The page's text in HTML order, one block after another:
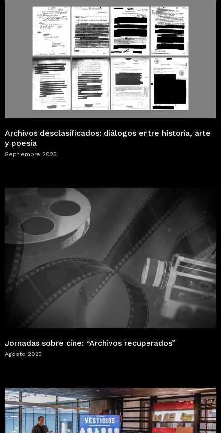
Archivos desclasificados: diálogos entre historia, arte
y poesía
Septiembre 2025
Jornadas sobre cine: “Archivos recuperados”
Agosto 2025